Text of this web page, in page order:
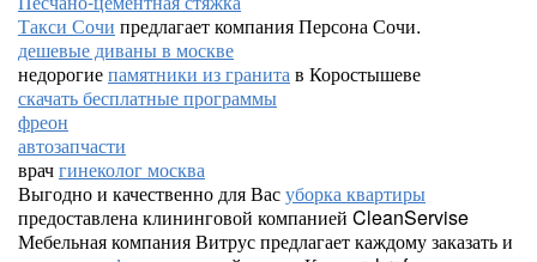
Такси Сочи предлагает компания Персона Сочи.
дешевые диваны в москве
недорогиепамятники из гранитав Коростышеве
скачать бесплатные программы
фреон
автозапчасти
врачгинеколог москва
Выгодно и качественно для Васуборка квартиры
предоставлена клининговой компанией CleanServise
Мебельная компания Витрус предлагает каждому заказать и